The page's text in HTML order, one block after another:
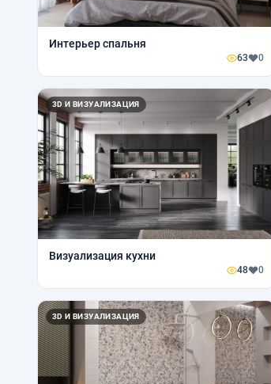
Интерьер спальня
63 0
3D И ВИЗУАЛИЗАЦИЯ
Визуализация кухни
48 0
3D И ВИЗУАЛИЗАЦИЯ